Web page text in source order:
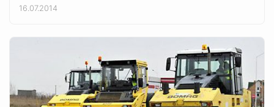
16.07.2014